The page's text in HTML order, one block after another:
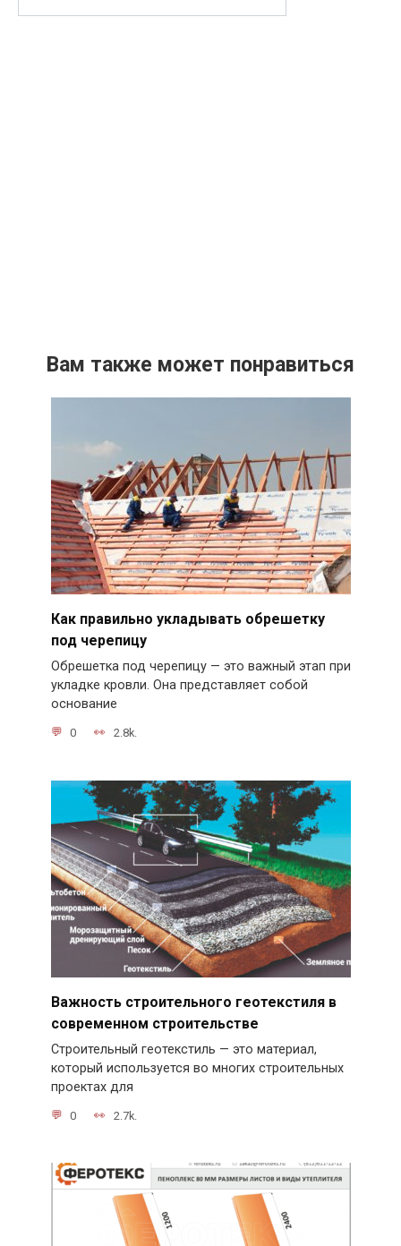
Вам также может понравиться
Как правильно укладывать обрешетку
под черепицу
Обрешетка под черепицу — это важный этап при
укладке кровли. Она представляет собой
основание
0 2.8k.
Важность строительного геотекстиля в
современном строительстве
Строительный геотекстиль — это материал,
который используется во многих строительных
проектах для
0 2.7k.